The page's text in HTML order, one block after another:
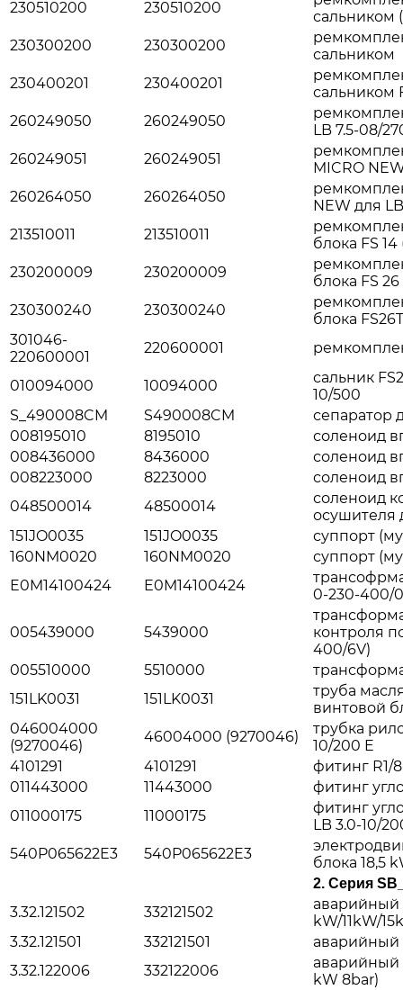
230510200 230510200
сальником
230300200
230300200
сальником
230400201
230400201
сальником
260249050
260249050
LB 7.5-08/
260249051
260249051
MICRO
260264050
260264050
NEW для LB
213510011
213510011
блока FS 14
230200009
230200009
блока FS 26
230300240
230300240
блока
301046-
220600001
220600001
010094000 10094000
сальник
10/500
S_490008CM
S490008CM
сепаратор
008195010
8195010
соленоид
008436000
8436000
соленоид
008223000
8223000
соленоид
048500014
48500014
соленоид
осушителя
151JO0035
151JO0035
суппорт
160NM0020
160NM0020
суппорт
E0M14100424
E0M14100424
0-230-400/
005439000 5439000
контроля
400/6V)
005510000
5510000
151LK0031
151LK0031
труба
винтовой
046004000
(9270046)
46004000 (9270046)
трубка
10/200 E
4101291
4101291
фитинг R1/
011443000
11443000
фитинг
011000175
11000175
фитинг
LB 3.0-10/
540P065622E3
540P065622E3
блока 18,5
2. Серия
3.32.121502 332121502
аварийный
kW/11kW/
3.32.121501
332121501
аварийный
3.32.122006
332122006
аварийный
kW 8bar)